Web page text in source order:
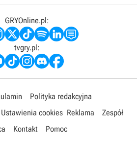
GRYOnline.pl:
tvgry.pl:
Polityka redakcyjna
Ustawienia cookies Reklama
Zespół
Kontakt Pomoc